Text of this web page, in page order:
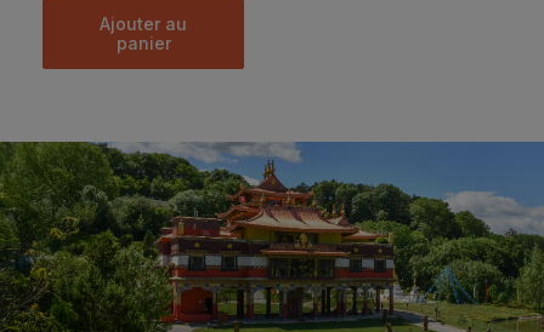
ajouter au
panier